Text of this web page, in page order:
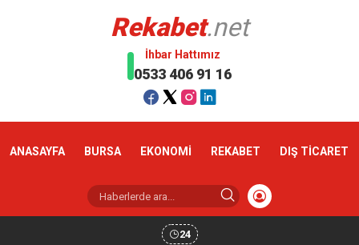
Rekabet.net
İhbar Hattımız
0533 406 91 16
ANASAYFA BURSA EKONOMİ REKABET DIŞ TİCARET
24